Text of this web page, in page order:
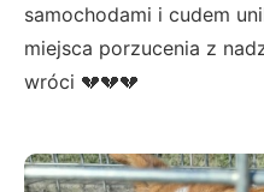
samochodami i cudem
miejsca porzucenia z
wróci 💔💔💔